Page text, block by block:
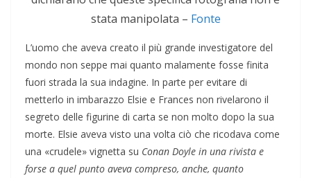
stata manipolata – Fonte
L’uomo che aveva creato il più grande investigatore del
mondo non seppe mai quanto malamente fosse finita
fuori strada la sua indagine. In parte per evitare di
metterlo in imbarazzo Elsie e Frances non rivelarono il
segreto delle figurine di carta se non molto dopo la sua
morte. Elsie aveva visto una volta ciò che ricodava come
una «crudele» vignetta su Conan Doyle in una rivista e
forse a quel punto aveva compreso, anche, quanto